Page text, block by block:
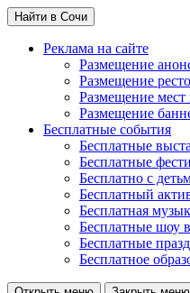
Найти в Сочи
Реклама на сайте
Размещение
Размещение
Размещение
Размещение
Бесплатные события
Бесплатные
Бесплатные
Бесплатно с
Бесплатный
Бесплатная
Бесплатные шоу
Бесплатные
Бесплатное